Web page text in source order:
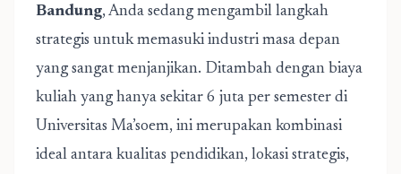
Bandung, Anda sedang mengambil langkah
strategis untuk memasuki industri masa depan
yang sangat menjanjikan. Ditambah dengan biaya
kuliah yang hanya sekitar 6 juta per semester di
Universitas Ma’soem, ini merupakan kombinasi
ideal antara kualitas pendidikan, lokasi strategis,